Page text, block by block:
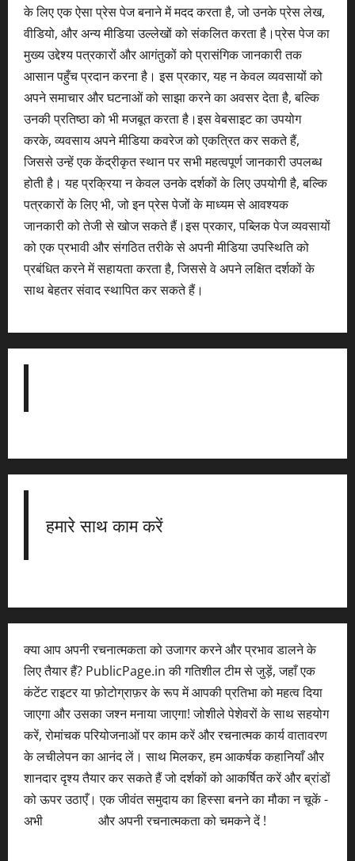
के लिए एक ऐसा प्रेस पेज बनाने में मदद करता है, जो उनके प्रेस लेख,
वीडियो, और अन्य मीडिया उल्लेखों को संकलित करता है।प्रेस पेज का
मुख्य उद्देश्य पत्रकारों और आगंतुकों को प्रासंगिक जानकारी तक
आसान पहुँच प्रदान करना है। इस प्रकार, यह न केवल व्यवसायों को
अपने समाचार और घटनाओं को साझा करने का अवसर देता है, बल्कि
उनकी प्रतिष्ठा को भी मजबूत करता है।इस वेबसाइट का उपयोग
करके, व्यवसाय अपने मीडिया कवरेज को एकत्रित कर सकते हैं,
जिससे उन्हें एक केंद्रीकृत स्थान पर सभी महत्वपूर्ण जानकारी उपलब्ध
होती है। यह प्रक्रिया न केवल उनके दर्शकों के लिए उपयोगी है, बल्कि
पत्रकारों के लिए भी, जो इन प्रेस पेजों के माध्यम से आवश्यक
जानकारी को तेजी से खोज सकते हैं।इस प्रकार, पब्लिक पेज व्यवसायों
को एक प्रभावी और संगठित तरीके से अपनी मीडिया उपस्थिति को
प्रबंधित करने में सहायता करता है, जिससे वे अपने लक्षित दर्शकों के
साथ बेहतर संवाद स्थापित कर सकते हैं।
हमारे साथ काम करें
क्या आप अपनी रचनात्मकता को उजागर करने और प्रभाव डालने के
लिए तैयार हैं? PublicPage.in की गतिशील टीम से जुड़ें, जहाँ एक
कंटेंट राइटर या फ़ोटोग्राफ़र के रूप में आपकी प्रतिभा को महत्व दिया
जाएगा और उसका जश्न मनाया जाएगा! जोशीले पेशेवरों के साथ सहयोग
करें, रोमांचक परियोजनाओं पर काम करें और रचनात्मक कार्य वातावरण
के लचीलेपन का आनंद लें। साथ मिलकर, हम आकर्षक कहानियाँ और
शानदार दृश्य तैयार कर सकते हैं जो दर्शकों को आकर्षित करें और ब्रांडों
को ऊपर उठाएँ। एक जीवंत समुदाय का हिस्सा बनने का मौका न चूकें -
अभी
और अपनी रचनात्मकता को चमकने दें !